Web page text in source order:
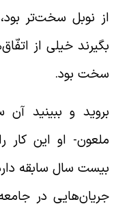
نوبل سخت‌تر بود،
خیلی از
بود.
و ببینید آن
او این کار
سال سابقه دارد.
در